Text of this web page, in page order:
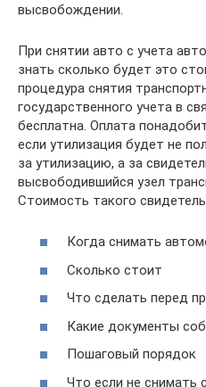
высвобождении.
При снятии авто с учета
знать сколько будет это
процедура снятия
государственного учета в
бесплатна. Оплата
если утилизация будет не
за утилизацию, а за
высвободившийся узел
Стоимость такого
Когда снимать
Сколько стоит
Что сделать перед
Какие документы
Пошаговый порядок
Что если не снимать